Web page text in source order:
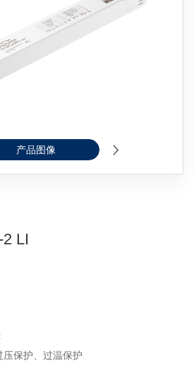
产品图像
LI
压保护、过温保护